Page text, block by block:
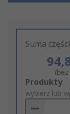
Suma
(bez
Add
to
Basket
Produkty
wybierz lub